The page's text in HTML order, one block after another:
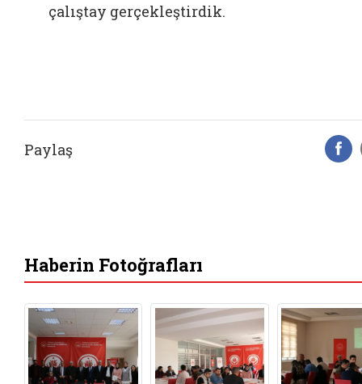
çalıştay gerçekleştirdik.
Paylaş
Haberin Fotoğrafları